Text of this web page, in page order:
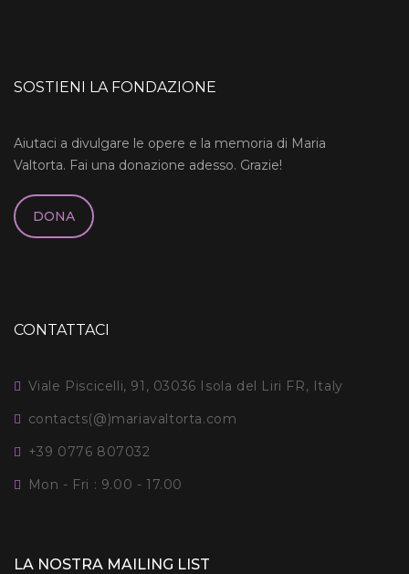
SOSTIENI LA FONDAZIONE
Aiutaci a divulgare le opere e la memoria di Maria
Valtorta. Fai una donazione adesso. Grazie!
DONA
CONTATTACI
Viale Piscicelli, 91, 03036 Isola del Liri FR, Italy
contacts(@)mariavaltorta.com
+39 0776 807032
Mon - Fri : 9.00 - 17.00
LA NOSTRA MAILING LIST